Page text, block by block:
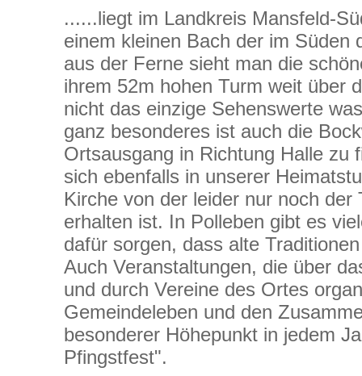
......liegt im Landkreis Mansfeld-
einem kleinen Bach der im
aus der Ferne sieht man die
ihrem 52m hohen Turm weit über
nicht das einzige Sehenswerte
ganz besonderes ist auch die
Ortsausgang in Richtung Halle zu
sich ebenfalls in unserer
Kirche von der leider nur noch
erhalten ist. In Polleben gibt es
dafür sorgen, dass alte
Auch Veranstaltungen, die über
und durch Vereine des Ortes
Gemeindeleben und den
besonderer Höhepunkt in jedem
Pfingstfest".